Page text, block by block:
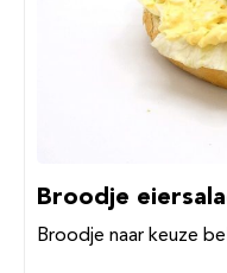
Broodje
Broodje naar keuze